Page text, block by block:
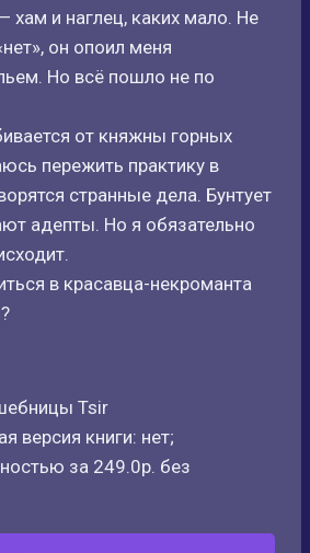
хам и наглец, каких мало. Не
он опоил меня
Но всё пошло не по
от княжны горных
пережить практику в
странные дела. Бунтует
адепты. Но я обязательно
в красавца-некроманта
Tsir
версия книги: нет;
за 249.0р. без